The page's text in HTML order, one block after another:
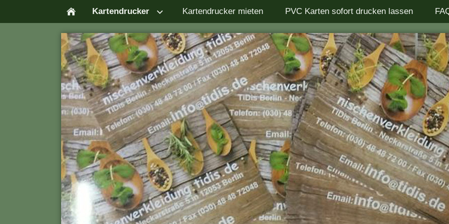
Kartendrucker Kartendrucker mieten PVC Karten sofort drucken lassen